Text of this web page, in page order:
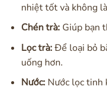
nhiệt tốt và không
Chén trà:Giúp bạn
Lọc trà:Để loại bỏ
uống hơn.
Nước:Nước lọc tinh